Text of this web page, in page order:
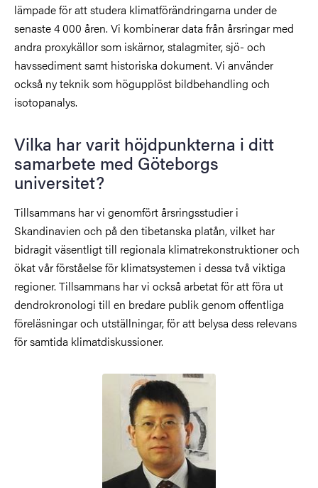
lämpade för att studera klimatförändringarna under de
senaste 4 000 åren. Vi kombinerar data från årsringar med
andra proxykällor som iskärnor, stalagmiter, sjö- och
havssediment samt historiska dokument. Vi använder
också ny teknik som högupplöst bildbehandling och
isotopanalys.
Vilka har varit höjdpunkterna i ditt
samarbete med Göteborgs
universitet?
Tillsammans har vi genomfört årsringsstudier i
Skandinavien och på den tibetanska platån, vilket har
bidragit väsentligt till regionala klimatrekonstruktioner och
ökat vår förståelse för klimatsystemen i dessa två viktiga
regioner. Tillsammans har vi också arbetat för att föra ut
dendrokronologi till en bredare publik genom offentliga
föreläsningar och utställningar, för att belysa dess relevans
för samtida klimatdiskussioner.
Bild